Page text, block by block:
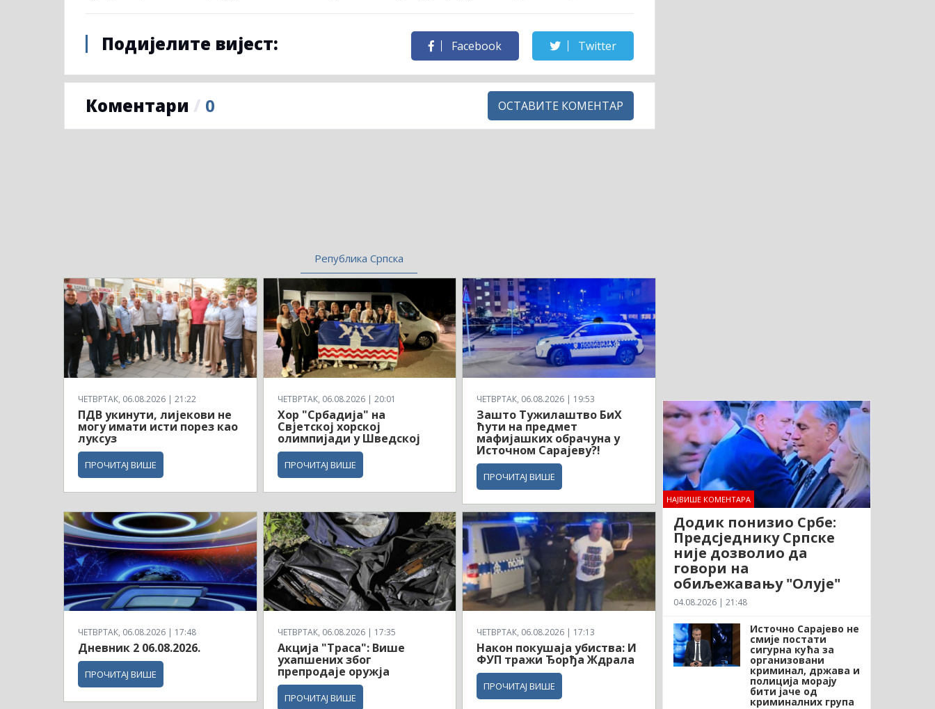
Подијелите вијест: Facebook Twitter
Коментари / 0 ОСТАВИТЕ КОМЕНТАР
Република Српска
ЧЕТВРТАК, 06.08.2026 | 21:22
ПДВ укинути, лијекови не
могу имати исти порез као
луксуз
ПРОЧИТАЈ ВИШЕ
ЧЕТВРТАК, 06.08.2026 | 20:01
Хор "Србадија" на
Свјетској хорској
олимпијади у Шведској
ПРОЧИТАЈ ВИШЕ
ЧЕТВРТАК, 06.08.2026 | 19:53
Зашто Тужилаштво БиХ
ћути на предмет
мафијашких обрачуна у
Источном Сарајеву?!
ПРОЧИТАЈ ВИШЕ
ЧЕТВРТАК, 06.08.2026 | 17:48
Дневник 2 06.08.2026.
ПРОЧИТАЈ ВИШЕ
ЧЕТВРТАК, 06.08.2026 | 17:35
Акција "Траса": Више
ухапшених због
препродаје оружја
ПРОЧИТАЈ ВИШЕ
ЧЕТВРТАК, 06.08.2026 | 17:13
Након покушаја убиства: И
ФУП тражи Ђорђа Ждрала
ПРОЧИТАЈ ВИШЕ
НАЈВИШЕ КОМЕНТАРА
Додик понизио Србе:
Предсједнику Српске
није дозволио да
говори на
обиљежавању "Олује"
04.08.2026 | 21:48
Источно Сарајево не
смије постати
сигурна кућа за
организовани
криминал, држава и
полиција морају
бити јаче од
криминалних група